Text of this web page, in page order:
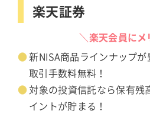
楽天証券
＼楽天会員にメ
新NISA商品ラインナップ
取引手数料無料！
対象の投資信託なら保有残
イントが貯まる！